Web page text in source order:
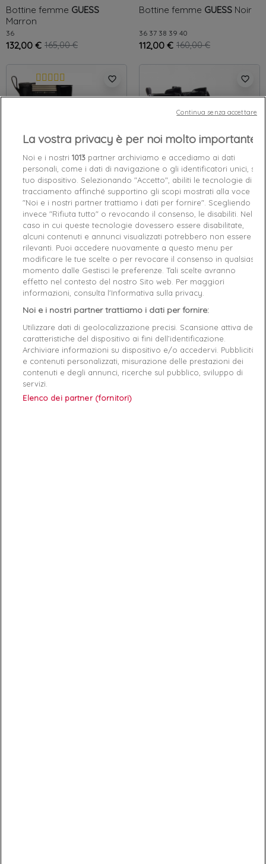
Bottine femme GUESS
Marron
36
132,00 € 165,00 €
Bottine femme GUESS Noir
36 37 38 39 40
112,00 € 160,00 €
favorite_border
-45%
Boots femme TOMMY
JEANS Noir
60,44 € 109,90 €
favorite_border
-40%
Bottine femme CALVIN KLEIN
Noir
125,94 € 209,90 €
favorite_border
-35%
Boots femme
Marron
-40%
La vostra privacy è per noi molto importante
Noi e i nostri1013 partner archiviamo e accediamo ai dati
personali, come i dati di navigazione o gli identificatori unici, sul
tuo dispositivo. Selezionando "Accetto", abiliti le tecnologie di
tracciamento affinché supportino gli scopi mostrati alla voce
"Noi e i nostri partner trattiamo i dati per fornire". Scegliendo
invece "Rifiuta tutto" o revocando il consenso, le disabiliti. Nel
caso in cui queste tecnologie dovessero essere disabilitate,
alcuni contenuti e annunci visualizzati potrebbero non essere
rilevanti. Puoi accedere nuovamente a questo menu per
modificare le tue scelte o per revocare il consenso in qualsiasi
momento dalle Gestisci le preferenze. Tali scelte avranno
effetto nel contesto del nostro Sito web. Per maggiori
informazioni, consulta l'Informativa sulla privacy.
Noi e i nostri partner trattiamo i dati per fornire:
Utilizzare dati di geolocalizzazione precisi. Scansione attiva delle
caratteristiche del dispositivo ai fini dell’identificazione.
Archiviare informazioni su dispositivo e/o accedervi. Pubblicità
e contenuti personalizzati, misurazione delle prestazioni dei
contenuti e degli annunci, ricerche sul pubblico, sviluppo di
servizi.
Elenco dei partner (fornitori)
Continua senza accettare